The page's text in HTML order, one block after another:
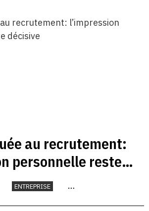
au recrutement:
personnelle reste
ENTREPRISE